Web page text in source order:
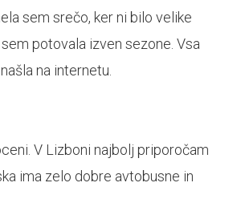
sem srečo, ker ni bilo velike
potovala izven sezone. Vsa
na internetu.
V Lizboni najbolj priporočam
ima zelo dobre avtobusne in